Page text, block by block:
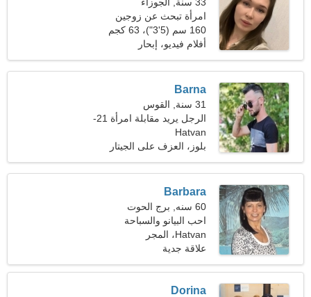
امرأة تبحث عن زوجين
160 سم (5'3")، 63 كجم
(138 رطلا)
أفلام فيديو، إبحار
Barna
31 سنة, القوس
الرجل يريد مقابلة امرأة 21-
29
Hatvan
بلوز، العزف على الجيتار
Barbara
60 سنه, برج الحوت
احب البيانو والسباحة
Hatvan، المجر
علاقة جدية
Dorina